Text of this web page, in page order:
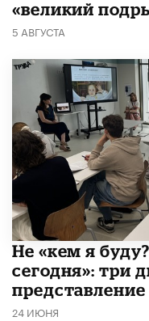
«великий
5 АВГУСТА
Не «кем я
сегодня»: три
24 ИЮНЯ